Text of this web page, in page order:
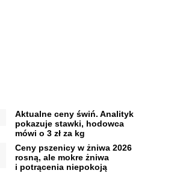
Aktualne ceny świń. Analityk
pokazuje stawki, hodowca
mówi o 3 zł za kg
Ceny pszenicy w żniwa 2026
rosną, ale mokre żniwa
i potrącenia niepokoją